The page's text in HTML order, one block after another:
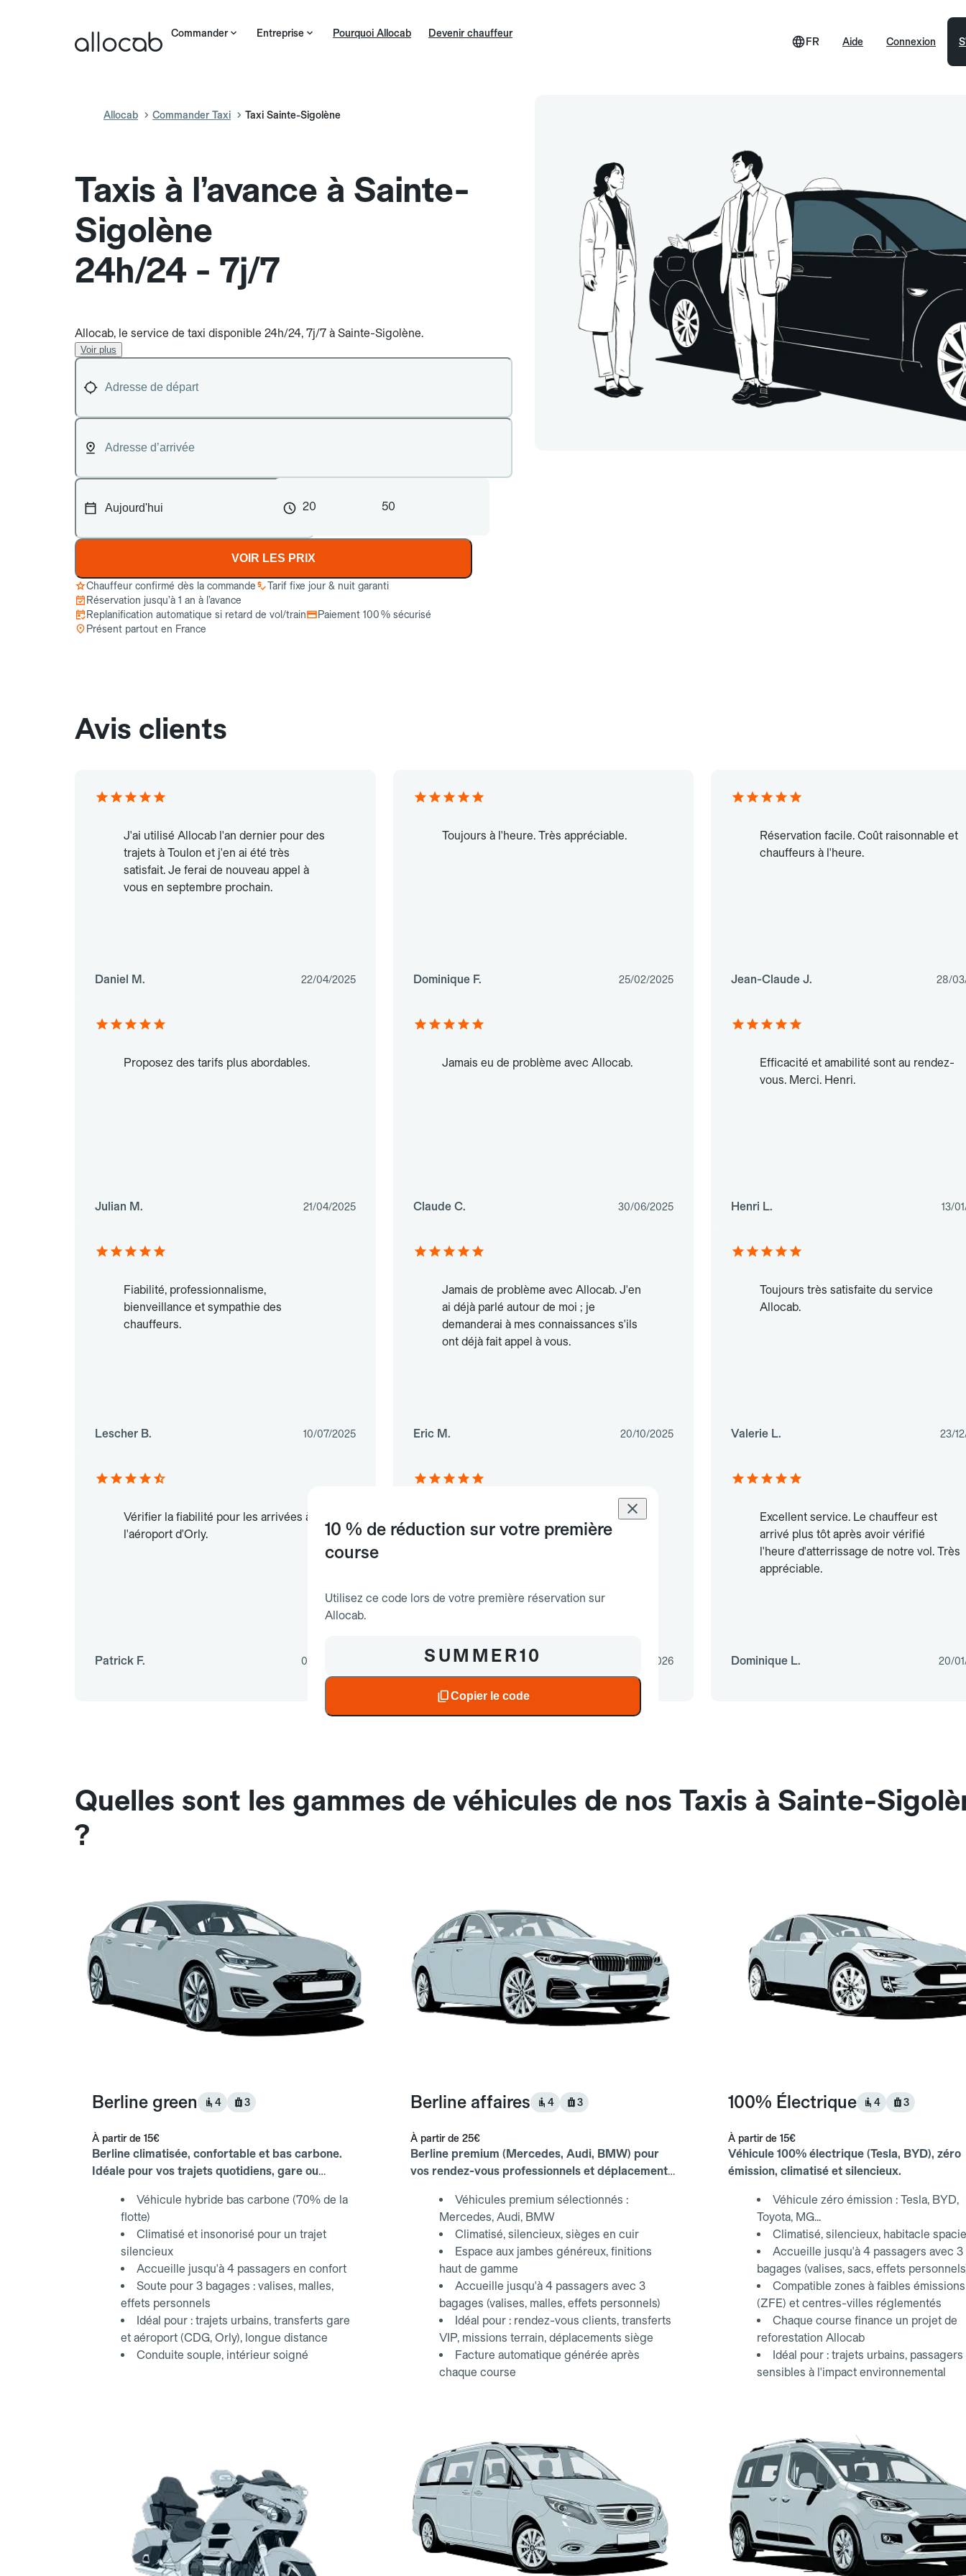
10 % de réduction sur votre première
course
Utilisez ce code lors de votre première réservation sur
Allocab.
SUMMER10
Copier le code
Commander Entreprise Pourquoi Allocab Devenir chauffeur
Aide
FR Connexion
Allocab Commander Taxi Taxi Sainte-Sigolène
Taxis à l’avance à Sainte-
Sigolène
24h/24 - 7j/7
Allocab, le service de taxi disponible 24h/24, 7j/7 à Sainte-Sigolène.
Voir plus
20 50
VOIR LES PRIX
Chauffeur confirmé dès la commande
Tarif fixe jour & nuit garanti
Réservation jusqu’à 1 an à l’avance
Replanification automatique si retard de vol/train
Paiement 100 % sécurisé
Présent partout en France
Avis clients
J'ai utilisé Allocab l'an dernier pour des
trajets à Toulon et j'en ai été très
satisfait. Je ferai de nouveau appel à
vous en septembre prochain.
Daniel M. 22/04/2025
Toujours à l'heure. Très appréciable.
Dominique F. 25/02/2025
Réservation facile. Coût raisonnable et
chauffeurs à l'heure.
Jean-Claude J. 28/
Proposez des tarifs plus abordables.
Julian M. 21/04/2025
Jamais eu de problème avec Allocab.
Claude C. 30/06/2025
Efficacité et amabilité sont au rendez-
vous. Merci. Henri.
Henri L. 13/
Fiabilité, professionnalisme,
bienveillance et sympathie des
chauffeurs.
Lescher B. 10/07/2025
Jamais de problème avec Allocab. J'en
ai déjà parlé autour de moi ; je
demanderai à mes connaissances s'ils
ont déjà fait appel à vous.
Eric M. 20/10/2025
Toujours très satisfaite du service
Allocab.
Valerie L. 23/
Vérifier la fiabilité pour les arrivées à
l'aéroport d'Orly.
Patrick F. 07/09/2025
Toute votre assistance a été parfaite.
Benoit D. 19/02/2026
Excellent service. Le chauffeur est
arrivé plus tôt après avoir vérifié
l'heure d'atterrissage de notre vol. Très
appréciable.
Dominique L. 20/
Quelles sont les gammes de véhicules de nos Taxis à Sainte-
?
Berline green 4 3
À partir de 15€
Berline climatisée, confortable et bas carbone.
Idéale pour vos trajets quotidiens, gare ou
Véhicule hybride bas carbone (70% de la
flotte)
Climatisé et insonorisé pour un trajet
silencieux
Accueille jusqu'à 4 passagers en confort
Soute pour 3 bagages : valises, malles,
effets personnels
Idéal pour : trajets urbains, transferts gare
et aéroport (CDG, Orly), longue distance
Conduite souple, intérieur soigné
Berline affaires 4 3
À partir de 25€
Berline premium (Mercedes, Audi, BMW) pour
vos rendez-vous professionnels et déplacements
Véhicules premium sélectionnés :
Mercedes, Audi, BMW
Climatisé, silencieux, sièges en cuir
Espace aux jambes généreux, finitions
haut de gamme
Accueille jusqu'à 4 passagers avec 3
bagages (valises, malles, effets personnels)
Idéal pour : rendez-vous clients, transferts
VIP, missions terrain, déplacements siège
Facture automatique générée après
chaque course
100% Électrique 4 3
À partir de 15€
Véhicule 100% électrique (Tesla, BYD), zéro
émission, climatisé et silencieux.
Véhicule zéro émission : Tesla, BYD,
Toyota, MG...
Climatisé, silencieux, habitacle
Accueille jusqu'à 4 passagers avec 3
bagages (valises, sacs, effets
Compatible zones à faibles émissions
(ZFE) et centres-villes réglementés
Chaque course finance un projet de
reforestation Allocab
Idéal pour : trajets urbains, passagers
sensibles à l'impact environnemental